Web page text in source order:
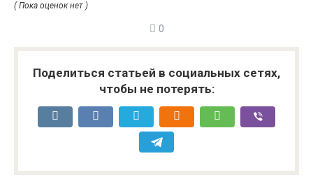
( Пока оценок нет )
0
Поделиться статьей в социальных сетях,
чтобы не потерять: